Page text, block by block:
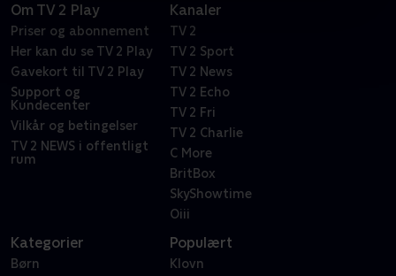
Om TV 2 Play
Priser og abonnement
Her kan du se TV 2 Play
Gavekort til TV 2 Play
Support og
Kundecenter
Vilkår og betingelser
TV 2 NEWS i offentligt
rum
Kanaler
TV 2
TV 2 Sport
TV 2 News
TV 2 Echo
TV 2 Fri
TV 2 Charlie
C More
BritBox
SkyShowtime
Oiii
Kategorier
Børn
Populært
Klovn